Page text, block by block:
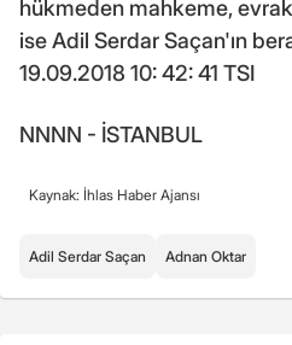
hükmeden mahkeme,
ise Adil Serdar Saçan'ın
19.09.2018 10: 42: 41 TSI
NNNN - İSTANBUL
Kaynak: İhlas Haber Ajansı
Adil Serdar Saçan Adnan Oktar